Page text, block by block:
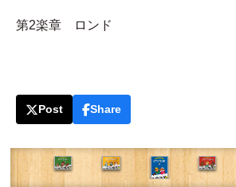
第2楽章 ロンド
Post Share